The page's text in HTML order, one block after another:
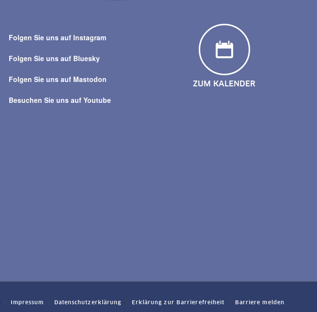
alle
Folgen Sie uns auf Instagram
Folgen Sie uns auf Bluesky
Folgen Sie uns auf Mastodon
Besuchen Sie uns auf Youtube
ZUM KALENDER
Impressum Datenschutzerklärung Erklärung zur Barrierefreiheit Barriere melden